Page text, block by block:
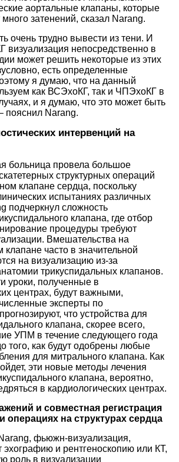
аортальные клапаны, которые
затенений, сказал Narang.
очень трудно вывести из тени. И
визуализация непосредственно в
может решить некоторые из этих
есть определенные
я думаю, что на данный
как ВСЭхоКГ, так и ЧПЭхоКГ в
и я думаю, что это может быть
пояснил Narang.
интервенций на
больница провела большое
структурных операций
клапане сердца, поскольку
испытаниях различных
подчеркнул сложность
клапана, где отбор
процедуры требуют
Вмешательства на
клапане часто в значительной
на визуализацию из-за
трикуспидальных клапанов.
уроки, полученные в
центрах, будут важными,
эксперты по
что устройства для
клапана, скорее всего,
УПМ в течение следующего года
того, как будут одобрены любые
для митрального клапана. Как
эти новые методы лечения
клапана, вероятно,
в кардиологических центрах.
и совместная регистрация
на структурах сердца
фьюжн-визуализация,
эхографию и рентгеноскопию или КТ,
роль в визуализации